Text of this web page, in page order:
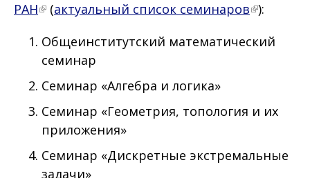
РАН
(актуальный список семинаров ):
Общеинститутский математический
семинар
Семинар «Алгебра и логика»
Семинар «Геометрия, топология и их
приложения»
Семинар «Дискретные экстремальные
задачи»